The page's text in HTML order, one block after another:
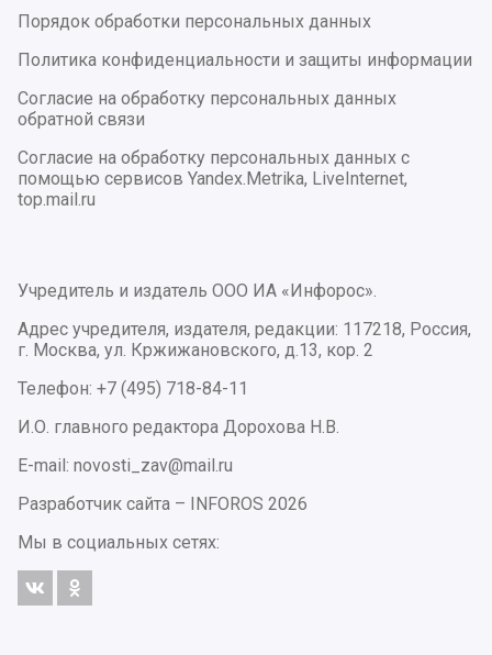
Порядок обработки персональных данных
Политика конфиденциальности и защиты информации
Согласие на обработку персональных данных
обратной связи
Согласие на обработку персональных данных с
помощью сервисов Yandex.Metrika, LiveInternet,
top.mail.ru
Учредитель и издатель ООО ИА «Инфорос».
Адрес учредителя, издателя, редакции: 117218, Россия,
г. Москва, ул. Кржижановского, д.13, кор. 2
Телефон: +7 (495) 718-84-11
И.О. главного редактора Дорохова Н.В.
E-mail: novosti_zav@mail.ru
Разработчик сайта –
INFOROS 2026
Мы в социальных сетях: